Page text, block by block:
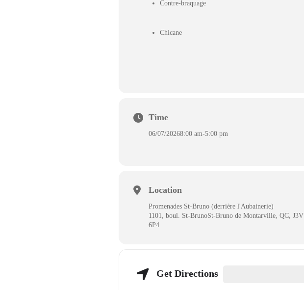
Contre-braquage
Chicane
Time
06/07/20268:00 am-5:00 pm
Location
Promenades St-Bruno (derrière l'Aubainerie)
1101, boul. St-BrunoSt-Bruno de Montarville, QC, J3V
6P4
Get Directions